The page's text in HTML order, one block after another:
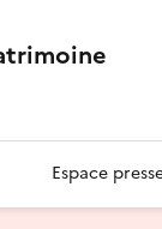
Espace